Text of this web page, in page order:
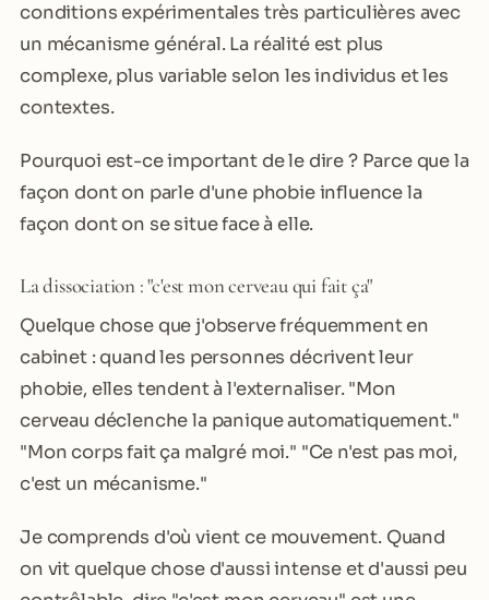
conditions expérimentales très particulières avec
un mécanisme général. La réalité est plus
complexe, plus variable selon les individus et les
contextes.
Pourquoi est-ce important de le dire ? Parce que la
façon dont on parle d'une phobie influence la
façon dont on se situe face à elle.
La dissociation : "c'est mon cerveau qui fait ça"
Quelque chose que j'observe fréquemment en
cabinet : quand les personnes décrivent leur
phobie, elles tendent à l'externaliser. "Mon
cerveau déclenche la panique automatiquement."
"Mon corps fait ça malgré moi." "Ce n'est pas moi,
c'est un mécanisme."
Je comprends d'où vient ce mouvement. Quand
on vit quelque chose d'aussi intense et d'aussi peu